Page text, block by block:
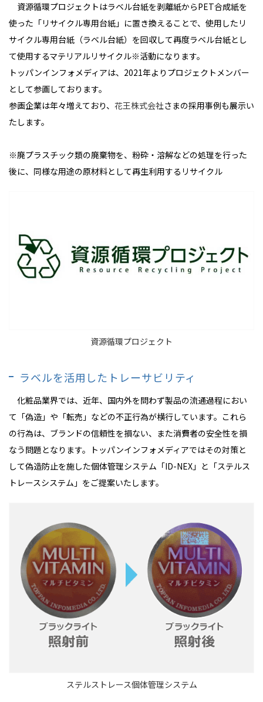
資源循環プロジェクトはラベル台紙を剥離紙からPET合成紙を
使った「リサイクル専用台紙」に置き換えることで、使用したリ
サイクル専用台紙（ラベル台紙）を回収して再度ラベル台紙とし
て使用するマテリアルリサイクル※活動になります。
トッパンインフォメディアは、2021年よりプロジェクトメンバー
として参画しております。
参画企業は年々増えており、 花王株式会社さまの採用事例も展示い
たします。
※廃プラスチック類の廃棄物を、粉砕・溶解などの処理を行った
後に、同様な用途の原材料として再生利用するリサイクル
資源循環プロジェクト
ラベルを活用したトレーサビリティ
化粧品業界では、近年、国内外を問わず製品の流通過程におい
て「偽造」や「転売」などの不正行為が横行しています。これら
の行為は、ブランドの信頼性を損ない、また消費者の安全性を損
なう問題となります。トッパンインフォメディアではその対策と
して偽造防止を施した個体管理システム「ID-NEX」と「ステルス
トレースシステム」をご提案いたします。
ステルストレース個体管理システム